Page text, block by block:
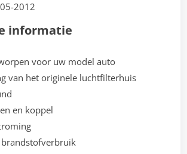
2012
informatie
voor uw model auto
van het originele luchtfilterhuis
en koppel
brandstofverbruik